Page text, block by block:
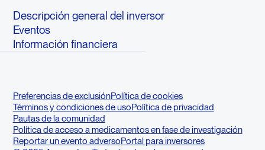
Descripción general del inversor
Eventos
Información financiera
Preferencias de exclusiónPolítica de cookies
Términos y condiciones de usoPolítica de privacidad
Pautas de la comunidad
Política de acceso a medicamentos en fase de investigación
Reportar un evento adversoPortal para inversores